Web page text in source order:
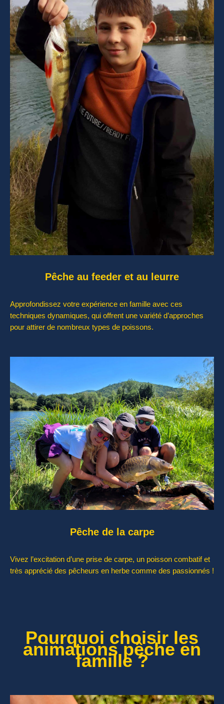
Pêche au feeder et au leurre
Approfondissez votre expérience en famille avec ces
techniques dynamiques, qui offrent une variété d’approches
pour attirer de nombreux types de poissons.
Pêche de la carpe
Vivez l’excitation d’une prise de carpe, un poisson combatif et
très apprécié des pêcheurs en herbe comme des passionnés !
Pourquoi choisir les
animations pêche en
famille ?